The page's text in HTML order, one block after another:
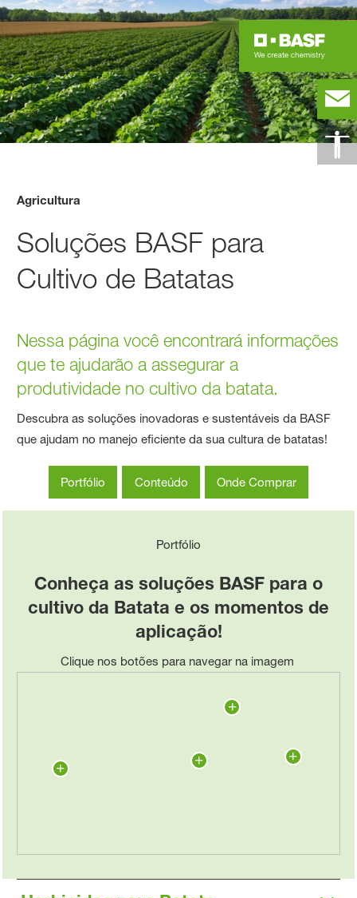
Agricultura
Soluções BASF para
Cultivo de Batatas
Nessa página você encontrará informações
que te ajudarão a assegurar a
produtividade no cultivo da batata.
Descubra as soluções inovadoras e sustentáveis da BASF
que ajudam no manejo eficiente da sua cultura de batatas!
Portfólio Conteúdo Onde Comprar
Portfólio
Conheça as soluções BASF para o
cultivo da Batata e os momentos de
aplicação!
Clique nos botões para navegar na imagem